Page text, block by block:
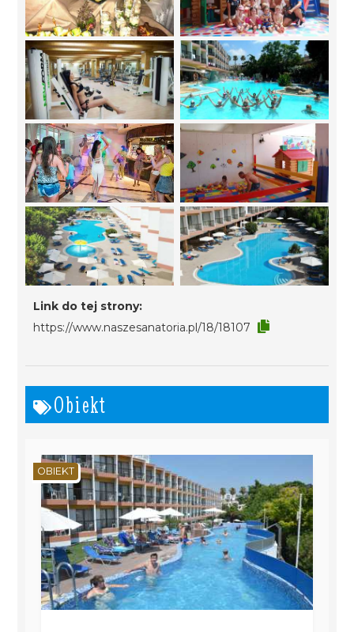
Link do tej strony:
https://www.naszesanatoria.pl/18/18107
Obiekt
OBIEKT